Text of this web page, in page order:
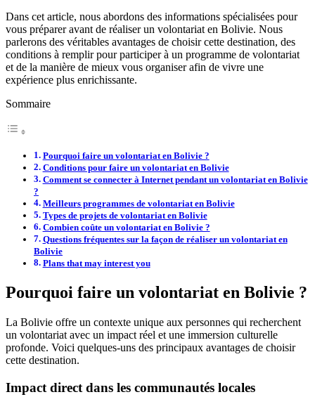
Dans cet article, nous abordons des informations spécialisées pour
vous préparer avant de réaliser un volontariat en Bolivie. Nous
parlerons des véritables avantages de choisir cette destination, des
conditions à remplir pour participer à un programme de volontariat
et de la manière de mieux vous organiser afin de vivre une
expérience plus enrichissante.
Sommaire
Pourquoi faire un volontariat en Bolivie ?
Conditions pour faire un volontariat en Bolivie
Comment se connecter à Internet pendant un volontariat en Bolivie
?
Meilleurs programmes de volontariat en Bolivie
Types de projets de volontariat en Bolivie
Combien coûte un volontariat en Bolivie ?
Questions fréquentes sur la façon de réaliser un volontariat en
Bolivie
Plans that may interest you
Pourquoi faire un volontariat en Bolivie ?
La Bolivie offre un contexte unique aux personnes qui recherchent
un volontariat avec un impact réel et une immersion culturelle
profonde. Voici quelques-uns des principaux avantages de choisir
cette destination.
Impact direct dans les communautés locales